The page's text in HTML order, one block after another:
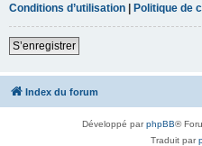
Conditions d’utilisation | Politique de
S’enregistrer
Index du forum
Développé parphpBB®
Traduit par